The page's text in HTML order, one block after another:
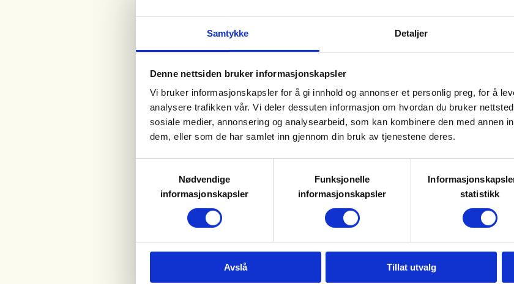
Samtykke Detaljer
Denne nettsiden bruker informasjonskapsler
Vi bruker informasjonskapsler for å gi innhold og annonser et personlig preg, for å
analysere trafikken vår. Vi deler dessuten informasjon om hvordan du bruker
sosiale medier, annonsering og analysearbeid, som kan kombinere den med annen
dem, eller som de har samlet inn gjennom din bruk av tjenestene deres.
Nødvendige
informasjonskapsler
Funksjonelle
informasjonskapsler
statistikk
Avslå Tillat utvalg
Turskøyting er den vinteraktiviteten som har økt mest blant
unge de siste to årene, fra 9 prosent i 2022 til hele 27 prosent
fra 7 prosent til 11 prosent.
– I likhet med isbading er dette en vinteraktivitet der vi ser at
interessen virkelig har blomstret blant de unge de siste årene.
Med turskøyting kommer du gjerne tettere på naturen enn på
en vanlig skøytebane, så her får du friluftsopplevelsen, og
naturens stillhet og ro med på kjøpet, sier Lier.
22 prosent at de har gått på turskøyter i vinter, og hele 25
prosent blant dem med én eller begge foreldre født utenfor